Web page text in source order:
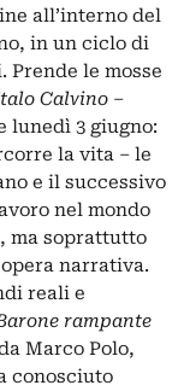
all’interno del
in un ciclo di
Prende le mosse
Calvino ‒
lunedì 3 giugno:
la vita – le
e il successivo
nel mondo
ma soprattutto
narrativa.
reali e
rampante
Marco Polo,
conosciuto